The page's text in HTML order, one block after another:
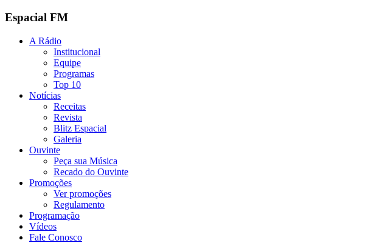
Espacial FM
A Rádio
Institucional
Equipe
Programas
Top 10
Notícias
Receitas
Revista
Blitz Espacial
Galeria
Ouvinte
Peça sua Música
Recado do Ouvinte
Promoções
Ver promoções
Regulamento
Programação
Vídeos
Fale Conosco